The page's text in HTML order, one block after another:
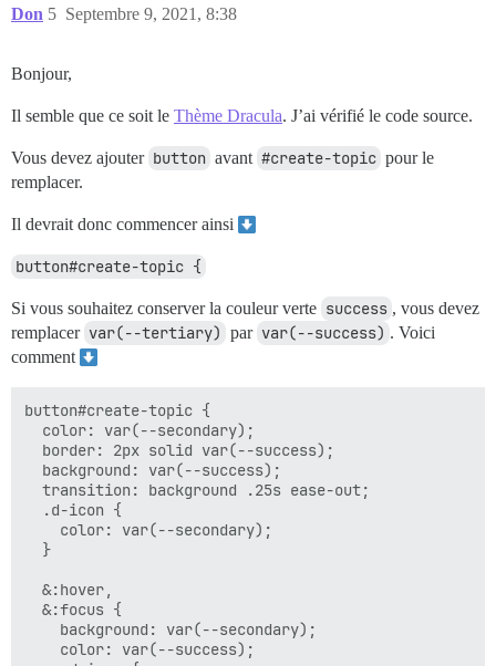
Don Septembre 9, 2021, 8:38
5
Bonjour,
Il semble que ce soit le Thème Dracula. J’ai vérifié le code source.
Vous devez ajouter button avant #create-topic pour le
remplacer.
Il devrait donc commencer ainsi
button#create-topic {
Si vous souhaitez conserver la couleur verte success , vous devez
remplacer var(--tertiary) par var(--success) . Voici
comment
button#create-topic {
  color: var(--secondary);
  border: 2px solid var(--success);
  background: var(--success);
  transition: background .25s ease-out;
  .d-icon {
    color: var(--secondary);
  }
  &:hover,
  &:focus {
    background: var(--secondary);
    color: var(--success);